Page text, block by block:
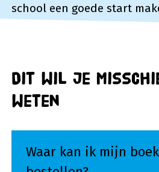
school een goede start
Dit wil je
weten
Waar kan ik mijn